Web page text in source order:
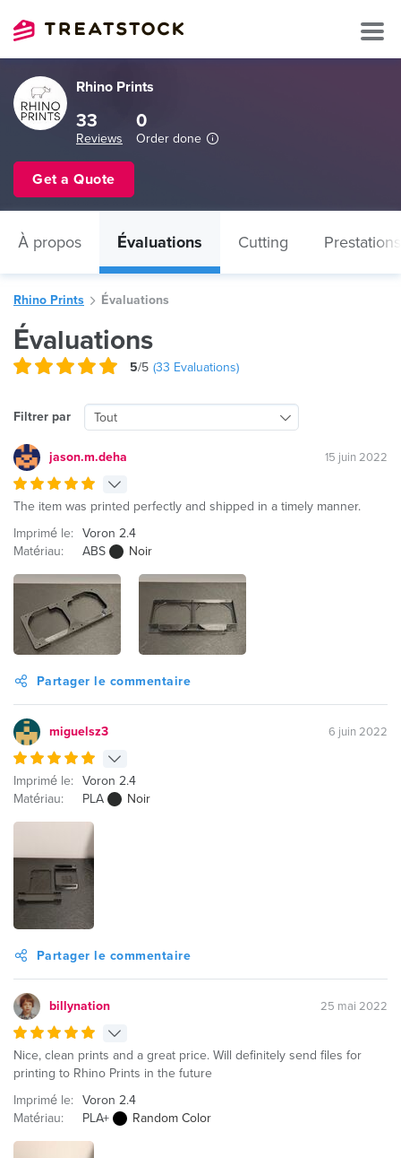
Rhino Prints
33
Reviews
0
Order done
Get a Quote
À propos Évaluations Cutting
Rhino Prints Évaluations
Évaluations
5/5 (33 Evaluations)
Filtrer par Tout
jason.m.deha 15 juin 2022
The item was printed perfectly and shipped in a timely manner.
Imprimé le: Voron 2.4
Matériau:
ABS Noir
Partager le commentaire
miguelsz3 6 juin 2022
Imprimé le: Voron 2.4
Matériau:
PLA Noir
Partager le commentaire
billynation 25 mai 2022
Nice, clean prints and a great price. Will definitely send files for
printing to Rhino Prints in the future
Imprimé le: Voron 2.4
Matériau:
PLA+ Random Color